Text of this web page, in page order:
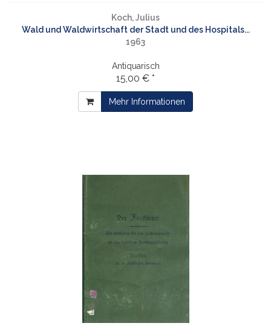
Koch, Julius
Wald und Waldwirtschaft der Stadt und des Hospitals...
1963
Antiquarisch
15,00 € *
Mehr Informationen